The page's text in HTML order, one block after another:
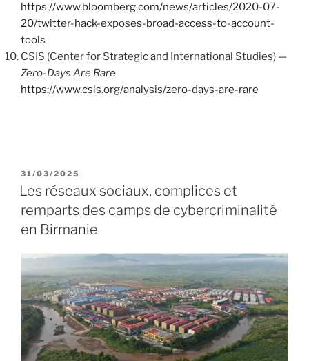
https://www.bloomberg.com/news/articles/2020-07-
20/twitter-hack-exposes-broad-access-to-account-
tools
CSIS (Center for Strategic and International Studies) —
Zero-Days Are Rare
https://www.csis.org/analysis/zero-days-are-rare
P
U
B
L
É
E
31/03/2025
Les réseaux sociaux, complices et
remparts des camps de cybercriminalité
en Birmanie